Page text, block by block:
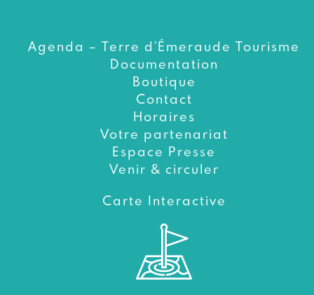
Agenda – Terre d’Émeraude Tourisme
Documentation
Boutique
Contact
Horaires
Votre partenariat
Espace Presse
Venir & circuler
Carte Interactive